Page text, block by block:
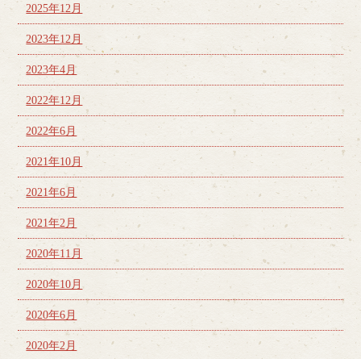
2025年12月
2023年12月
2023年4月
2022年12月
2022年6月
2021年10月
2021年6月
2021年2月
2020年11月
2020年10月
2020年6月
2020年2月